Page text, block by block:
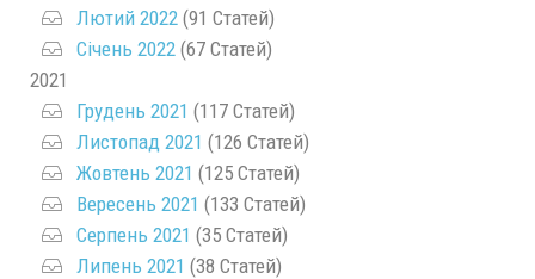
Лютий 2022 (91 Статей)
Січень 2022 (67 Статей)
2021
Грудень 2021 (117 Статей)
Листопад 2021 (126 Статей)
Жовтень 2021 (125 Статей)
Вересень 2021 (133 Статей)
Серпень 2021 (35 Статей)
Липень 2021 (38 Статей)